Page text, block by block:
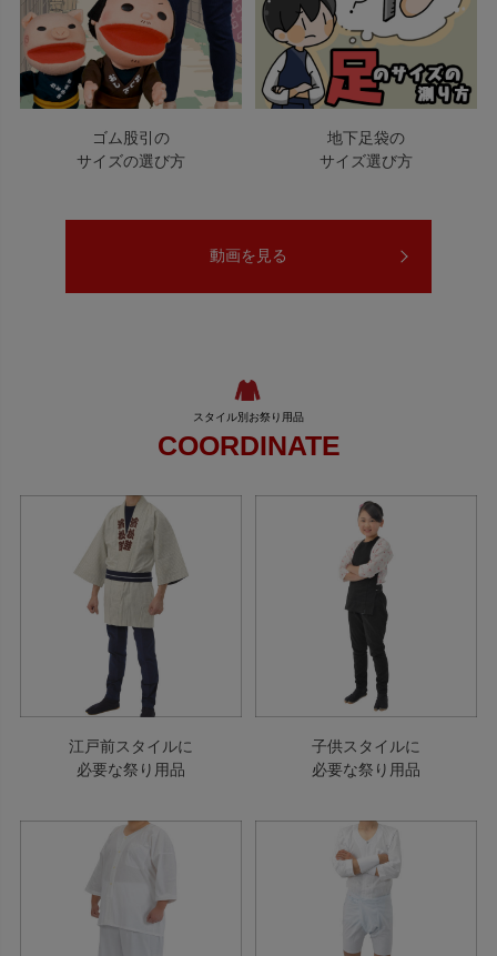
ゴム股引の
サイズの選び方
地下足袋の
サイズ選び方
動画を見る
COORDINATE
江戸前スタイルに
必要な祭り用品
子供スタイルに
必要な祭り用品